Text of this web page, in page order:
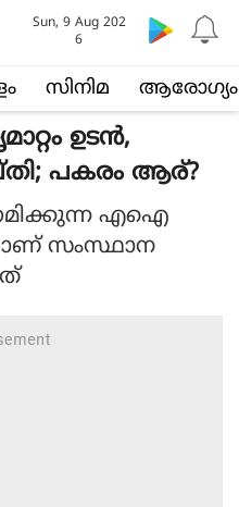
സിനിമ ആരോഗ്യം
Sun, 9 Aug 202
6
ഉടന്‍,
പകരം ആര്?
എഐ
സംസ്ഥാന